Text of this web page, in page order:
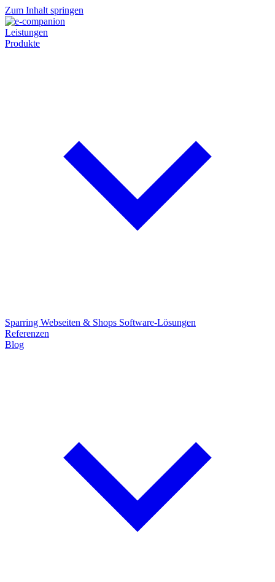
Zum Inhalt springen
Leistungen
Produkte
Sparring Webseiten & Shops Software-Lösungen
Referenzen
Blog